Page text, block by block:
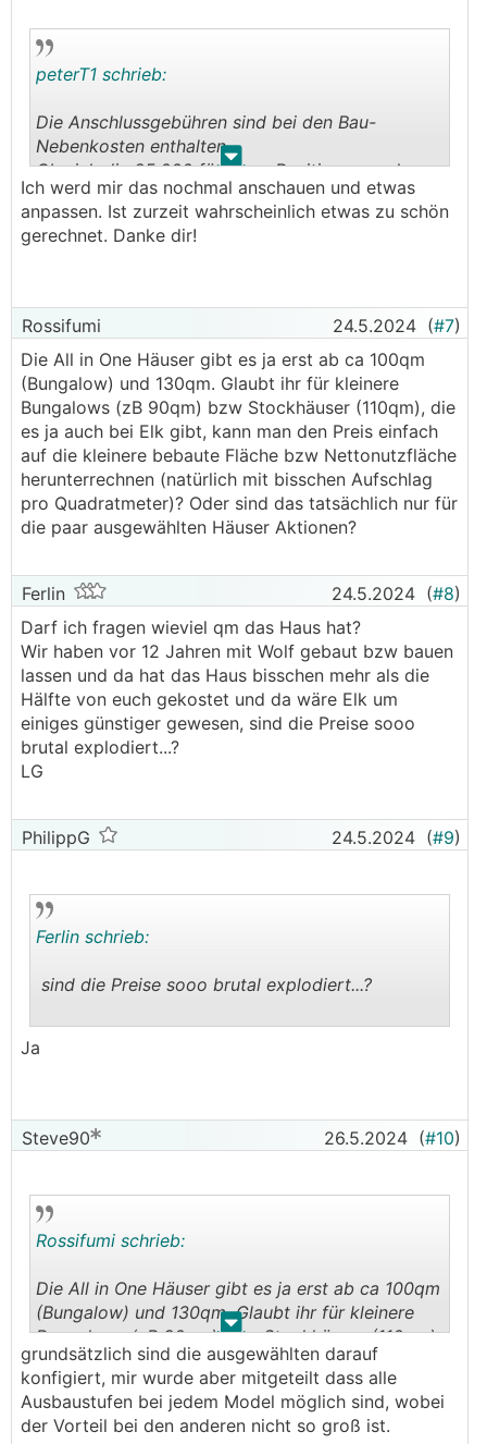
dir noch mal Kohle.
Beispiel von mir aus 2010/11:
Strom € 2,5k
Kanal € 6,0k
wobei alle ausnahmslos am Grundstück
anliegend waren. Somit musste ich die
öffentliche Fläche nicht angreifen, wenn der
Stromkasten beim Nachbarn steht bezahlst die
Alle Werte aus dem Gedächtnis heraus und
gerundet... trotzdem warens vor >10 Jahren
schon € 12k und günstiger ist seit damals nichts
geworden...
. .
peterT1 schrieb:
Die Anschlussgebühren sind bei den Bau-
Nebenkosten enthalten.
Ob sich die 25.000 für diese Position ausgehen,
hängt von den Mengen für
Entwässerungsarbeiten, Aufschüttung,
Aushubverfuhr ab.
Ich werd mir das nochmal anschauen und etwas
anpassen. Ist zurzeit wahrscheinlich etwas zu schön
gerechnet. Danke dir!
Rossifumi 24.5.2024 (#7)
Die All in One Häuser gibt es ja erst ab ca 100qm
(Bungalow) und 130qm. Glaubt ihr für kleinere
Bungalows (zB 90qm) bzw Stockhäuser (110qm), die
es ja auch bei Elk gibt, kann man den Preis einfach
auf die kleinere bebaute Fläche bzw Nettonutzfläche
herunterrechnen (natürlich mit bisschen Aufschlag
pro Quadratmeter)? Oder sind das tatsächlich nur für
die paar ausgewählten Häuser Aktionen?
Ferlin 24.5.2024 (#8)
Darf ich fragen wieviel qm das Haus hat?
Wir haben vor 12 Jahren mit Wolf gebaut bzw bauen
lassen und da hat das Haus bisschen mehr als die
Hälfte von euch gekostet und da wäre Elk um
einiges günstiger gewesen, sind die Preise sooo
brutal explodiert...?
LG
PhilippG 24.5.2024 (#9)
..
Ferlin schrieb:
sind die Preise sooo brutal explodiert...?
Ja
Steve90 26.5.2024 (#10)
. .
Rossifumi schrieb:
Die All in One Häuser gibt es ja erst ab ca 100qm
(Bungalow) und 130qm. Glaubt ihr für kleinere
Bungalows (zB 90qm) bzw Stockhäuser (110qm),
die es ja auch bei Elk gibt, kann man den Preis
einfach auf die kleinere bebaute Fläche bzw
Nettonutzfläche herunterrechnen (natürlich mit
bisschen Aufschlag pro Quadratmeter)? Oder
grundsätzlich sind die ausgewählten darauf
konfigiert, mir wurde aber mitgeteilt dass alle
Ausbaustufen bei jedem Model möglich sind, wobei
der Vorteil bei den anderen nicht so groß ist.